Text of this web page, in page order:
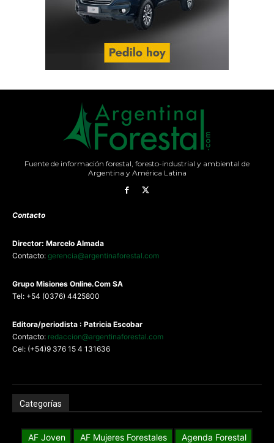
Fuente de información forestal, foresto-industrial y ambiental de
Argentina y América Latina
Contacto
Director: Marcelo Almada
Contacto: gerencia@argentinaforestal.com
Grupo Misiones Online.Com SA
Tel: +54 (0376) 4425800
Editora/periodista : Patricia Escobar
Contacto: redaccion@argentinaforestal.com
Cel: (+54)9 376 15 4 131636
Categorías
AF Joven AF Mujeres Forestales
Agenda Forestal